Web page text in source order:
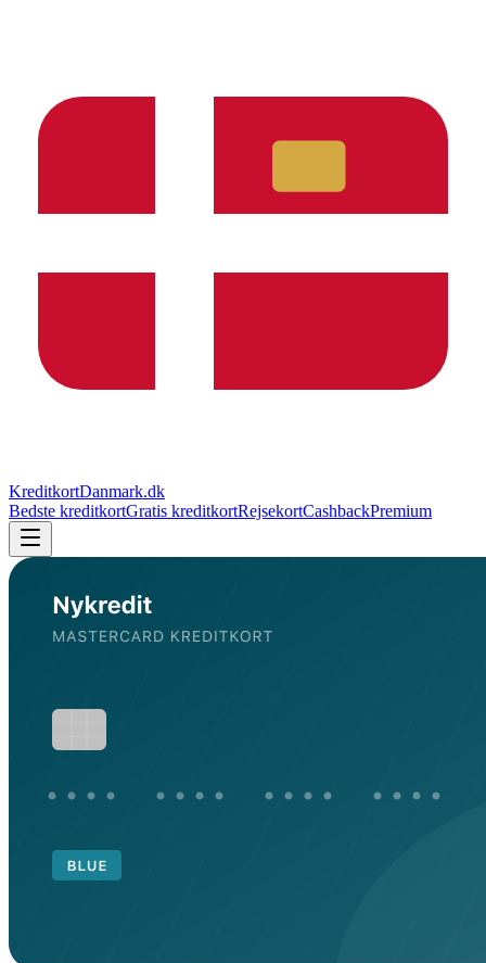
KreditkortDanmark.dk
Bedste kreditkortGratis kreditkortRejsekortCashbackPremium